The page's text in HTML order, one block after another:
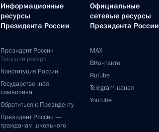
Информационные
ресурсы
Президента России
Президент России
Текущий ресурс
Конституция России
Государственная
символика
Обратиться к Президенту
Президент России —
гражданам школьного
Официальные
сетевые ресурсы
Президента России
MAX
ВКонтакте
Rutube
Telegram-канал
YouTube